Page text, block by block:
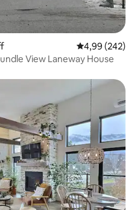
Keskmine
4,99 (242)
View Laneway House